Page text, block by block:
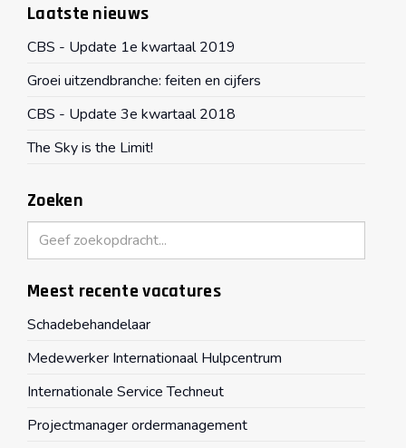
Laatste nieuws
CBS - Update 1e kwartaal 2019
Groei uitzendbranche: feiten en cijfers
CBS - Update 3e kwartaal 2018
The Sky is the Limit!
Zoeken
Zoeken
Meest recente vacatures
Schadebehandelaar
Medewerker Internationaal Hulpcentrum
Internationale Service Techneut
Projectmanager ordermanagement